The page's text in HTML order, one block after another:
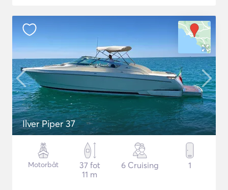
Ilver Piper 37
Motorbåt
37 fot
11 m
6 Cruising 1